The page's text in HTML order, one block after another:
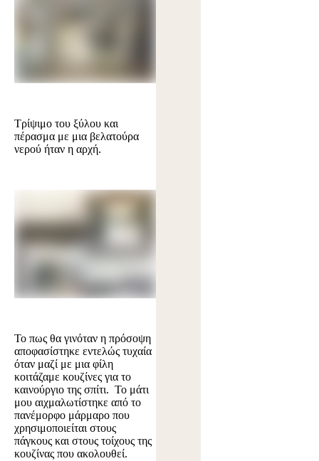
Τρίψιμο του ξύλου και
πέρασμα με μια βελατούρα
νερού ήταν η αρχή.
Το πως θα γινόταν η πρόσοψη
αποφασίστηκε εντελώς τυχαία
όταν μαζί με μια φίλη
κοιτάζαμε κουζίνες για το
καινούργιο της σπίτι. Το μάτι
μου αιχμαλωτίστηκε από το
πανέμορφο μάρμαρο που
χρησιμοποιείται στους
πάγκους και στους τοίχους της
κουζίνας που ακολουθεί.